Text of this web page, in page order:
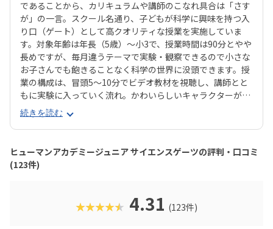
であることから、カリキュラムや講師のこなれ具合は「さす
が」の一言。スクール名通り、子どもが科学に興味を持つ入
り口（ゲート）として高クオリティな授業を実施していま
す。対象年齢は年長（5歳）〜小3で、授業時間は90分とやや
長めですが、毎月違うテーマで実験・観察できるので小さな
お子さんでも飽きることなく科学の世界に没頭できます。授
業の構成は、冒頭5〜10分でビデオ教材を視聴し、講師とと
もに実験に入っていく流れ。かわいらしいキャラクターが登
場するビデオ教材で子どもの興味をじゅうぶんに引き出して
から実験に移っていくことで、より科学の世界にのめり込ん
でいけそうですね。扱う実験はどれも安全性の高いものです
が、授業ではオリジナルの白衣・安全メガネをしっかり着
用。ただの遊びや体験イベントにとどまらない、「まじめに
実験に取り組む姿勢」を育みます。「市販の実験キットは買
さまにおすすめです。理科実験教室といえば「理系」「男の
子」のイメージが強いですが、直営教室では男女半々〜女の
続きを読む
ヒューマンアカデミージュニア サイエンスゲーツの評判・口コミ
(123件)
★★★★★ 4.31 (123件)